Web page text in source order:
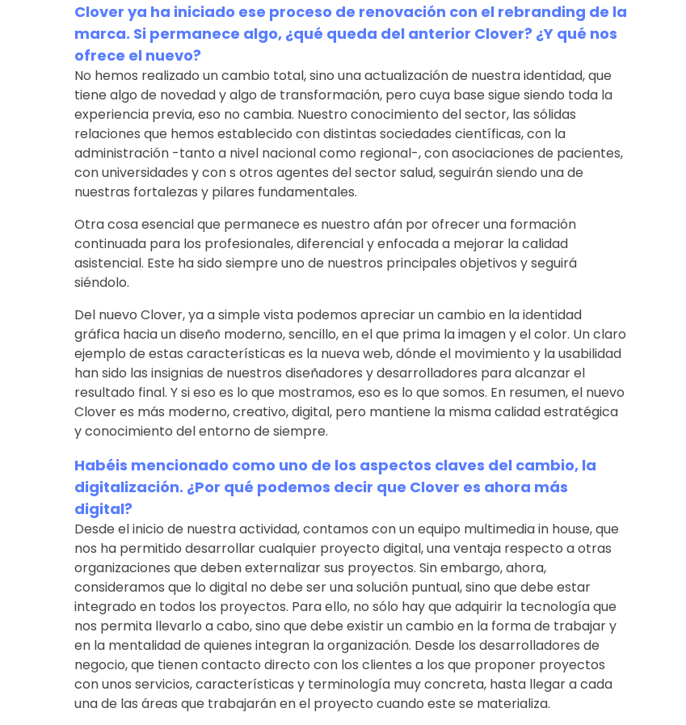
Clover ya ha iniciado ese proceso de renovación con el rebranding de la
marca. Si permanece algo, ¿qué queda del anterior Clover? ¿Y qué nos
ofrece el nuevo?
No hemos realizado un cambio total, sino una actualización de nuestra identidad, que
tiene algo de novedad y algo de transformación, pero cuya base sigue siendo toda la
experiencia previa, eso no cambia. Nuestro conocimiento del sector, las sólidas
relaciones que hemos establecido con distintas sociedades científicas, con la
administración -tanto a nivel nacional como regional-, con asociaciones de pacientes,
con universidades y con s otros agentes del sector salud, seguirán siendo una de
nuestras fortalezas y pilares fundamentales.
Otra cosa esencial que permanece es nuestro afán por ofrecer una formación
continuada para los profesionales, diferencial y enfocada a mejorar la calidad
asistencial. Este ha sido siempre uno de nuestros principales objetivos y seguirá
siéndolo.
Del nuevo Clover, ya a simple vista podemos apreciar un cambio en la identidad
gráfica hacia un diseño moderno, sencillo, en el que prima la imagen y el color. Un claro
ejemplo de estas características es la nueva web, dónde el movimiento y la usabilidad
han sido las insignias de nuestros diseñadores y desarrolladores para alcanzar el
resultado final. Y si eso es lo que mostramos, eso es lo que somos. En resumen, el nuevo
Clover es más moderno, creativo, digital, pero mantiene la misma calidad estratégica
y conocimiento del entorno de siempre.
Habéis mencionado como uno de los aspectos claves del cambio, la
digitalización. ¿Por qué podemos decir que Clover es ahora más
digital?
Desde el inicio de nuestra actividad, contamos con un equipo multimedia in house, que
nos ha permitido desarrollar cualquier proyecto digital, una ventaja respecto a otras
organizaciones que deben externalizar sus proyectos. Sin embargo, ahora,
consideramos que lo digital no debe ser una solución puntual, sino que debe estar
integrado en todos los proyectos. Para ello, no sólo hay que adquirir la tecnología que
nos permita llevarlo a cabo, sino que debe existir un cambio en la forma de trabajar y
en la mentalidad de quienes integran la organización. Desde los desarrolladores de
negocio, que tienen contacto directo con los clientes a los que proponer proyectos
con unos servicios, características y terminología muy concreta, hasta llegar a cada
una de las áreas que trabajarán en el proyecto cuando este se materializa.